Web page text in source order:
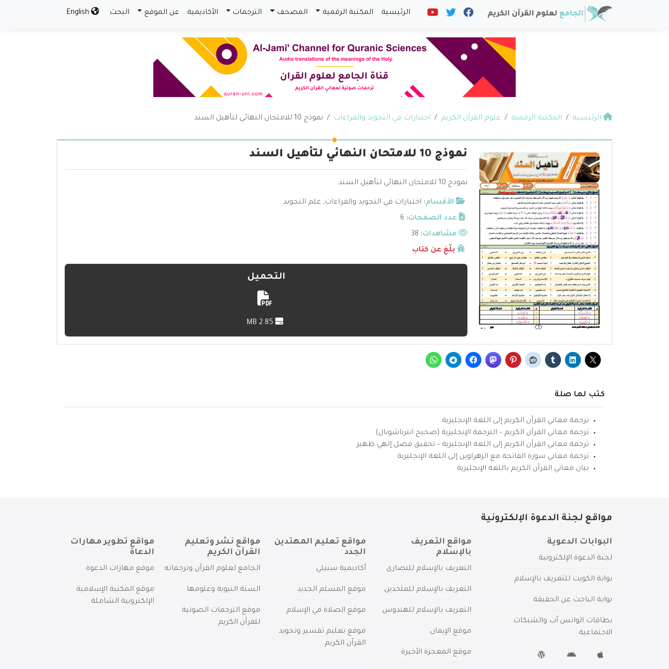
الرئيسية المكتبة الرقمية المصحف الترجمات الأكاديمية عن الموقع البحث
الرئيسية المكتبة الرقمية علوم القرآن الكريم اختبارات في التجويد والقراءات نموذج 10 للامتحان النهائي لتأهيل السند
نموذج 10 للامتحان النهائي لتأهيل السند
نموذج 10 للامتحان النهائي لتأهيل السند
الأقسام: اختبارات في التجويد والقراءات, علم التجويد
عدد الصفحات: 6
مشاهدات:
بلّغ عن كتاب
التحميل
كتب لها صلة
ترجمة معاني القرآن الكريم إلى اللغة الإنجليزية
ترجمة معاني القرآن الكريم – الترجمة الإنجليزية (صحيح انترناشونال)
ترجمة معاني القرآن الكريم إلى اللغة الإنجليزية – تحقيق فضل إلهي ظهير
ترجمة معاني سورة الفاتحة مع الزهراوين إلى اللغة الإنجليزية
بيان معاني القرآن الكريم باللغة الإنجليزية
مواقع لجنة الدعوة الإلكترونية
البوابات الدعوية
لجنة الدعوة الإلكترونية
بوابة الكويت للتعريف بالإسلام
بوابة الباحث عن الحقيقة
بطاقات الواتس آب والشبكات
الاجتماعية
مواقع التعريف
بالإسلام
التعريف بالإسلام للنصارى
التعريف بالإسلام للملحدين
التعريف بالإسلام للهندوس
موقع الإيمان
موقع المعجزة الأخيرة
مواقع تعليم المهتدين
الجدد
أكاديمية سبيلي
موقع المسلم الجديد
موقع الصلاة في الإسلام
موقع تعليم تفسير وتجويد
القرآن الكريم
مواقع نشر وتعليم
القرآن الكريم
الجامع لعلوم القرآن وترجماته
السنة النبوية وعلومها
موقع الترجمات الصوتية
للقرآن الكريم
مواقع تطوير مهارات
الدعاة
موقع مهارات الدعوة
موقع المكتبة الإسلامية
الإلكترونية الشاملة